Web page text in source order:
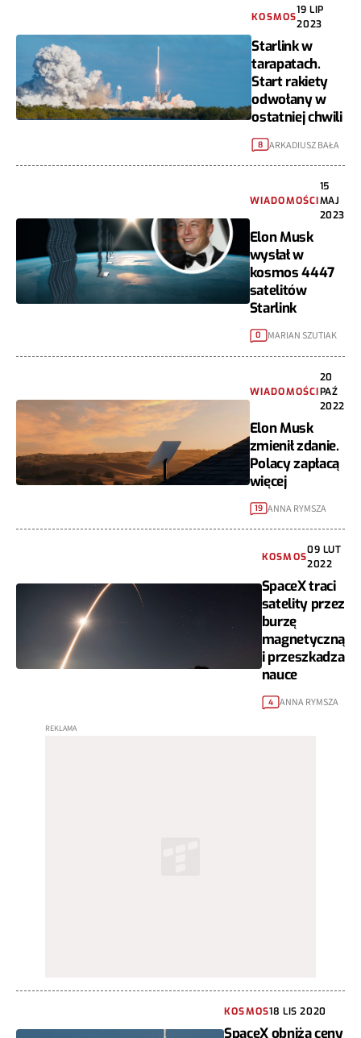
KOSMOS
19 LIP
2023
Starlink w
tarapatach.
Start rakiety
odwołany w
ostatniej chwili
8 ARKADIUSZ BAŁA
WIADOMOŚCI
15
MAJ
2023
Elon Musk
wysłał w
kosmos 4447
satelitów
Starlink
0 MARIAN SZUTIAK
WIADOMOŚCI
20
PAŹ
2022
Elon Musk
zmienił zdanie.
Polacy zapłacą
więcej
19 ANNA RYMSZA
KOSMOS
09 LUT
2022
SpaceX traci
satelity przez
burzę
magnetyczną
i przeszkadza
nauce
4 ANNA RYMSZA
KOSMOS18 LIS 2020
SpaceX obniża ceny